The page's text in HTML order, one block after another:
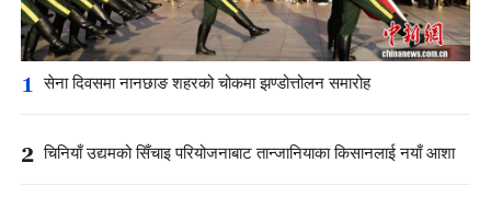
1 सेना दिवसमा नानछाङ शहरको चोकमा झण्डोत्तोलन समारोह
2 चिनियाँ उद्यमको सिँचाइ परियोजनाबाट तान्जानियाका किसानलाई नयाँ आशा